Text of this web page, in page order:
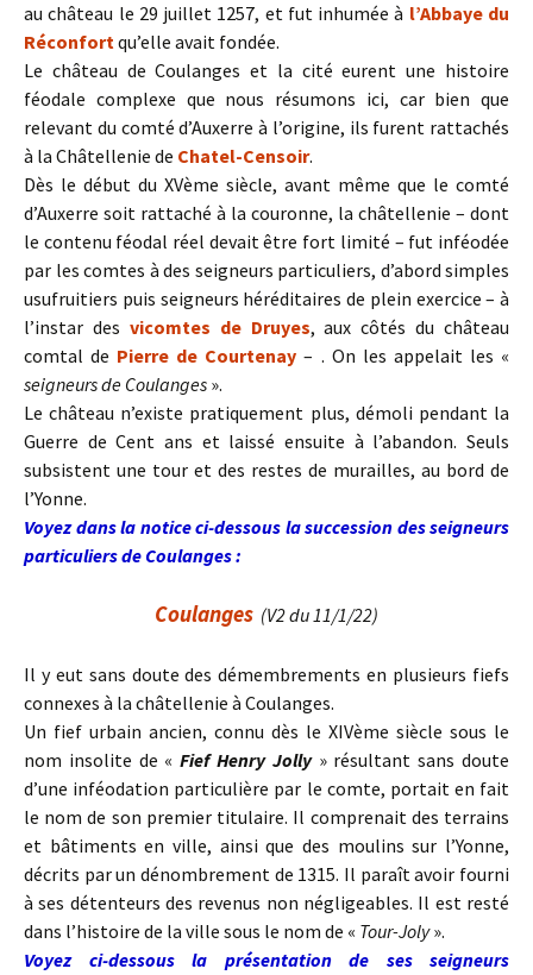
au château le 29 juillet 1257, et fut inhumée à l’Abbaye du
Réconfortqu’elle avait fondée.
Le château de Coulanges et la cité eurent une histoire
féodale complexe que nous résumons ici, car bien que
relevant du comté d’Auxerre à l’origine, ils furent rattachés
à la Châtellenie de Chatel-Censoir.
Dès le début du XVème siècle, avant même que le comté
d’Auxerre soit rattaché à la couronne, la châtellenie – dont
le contenu féodal réel devait être fort limité – fut inféodée
par les comtes à des seigneurs particuliers, d’abord simples
usufruitiers puis seigneurs héréditaires de plein exercice – à
l’instar des vicomtes de Druyes, aux côtés du château
comtal de Pierre de Courtenay – . On les appelait les «
seigneurs de Coulanges ».
Le château n’existe pratiquement plus, démoli pendant la
Guerre de Cent ans et laissé ensuite à l’abandon. Seuls
subsistent une tour et des restes de murailles, au bord de
l’Yonne.
Voyez dans la notice ci-dessous la succession des seigneurs
particuliers de Coulanges :
Coulanges (V2 du 11/1/22)
Il y eut sans doute des démembrements en plusieurs fiefs
connexes à la châtellenie à Coulanges.
Un fief urbain ancien, connu dès le XIVème siècle sous le
nom insolite de «Fief Henry Jolly » résultant sans doute
d’une inféodation particulière par le comte, portait en fait
le nom de son premier titulaire. Il comprenait des terrains
et bâtiments en ville, ainsi que des moulins sur l’Yonne,
décrits par un dénombrement de 1315. Il paraît avoir fourni
à ses détenteurs des revenus non négligeables. Il est resté
dans l’histoire de la ville sous le nom de « Tour-Joly».
Voyez ci-dessous la présentation de ses seigneurs